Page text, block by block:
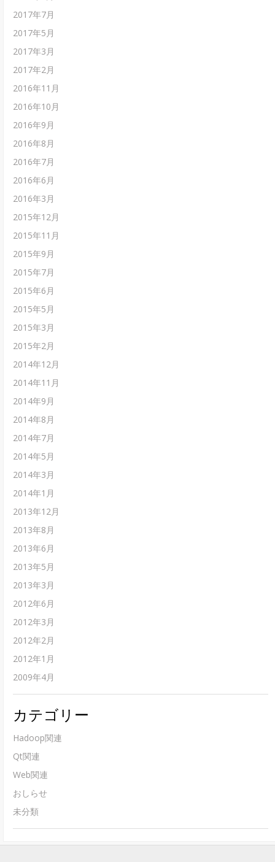
2017年7月
2017年5月
2017年3月
2017年2月
2016年11月
2016年10月
2016年9月
2016年8月
2016年7月
2016年6月
2016年3月
2015年12月
2015年11月
2015年9月
2015年7月
2015年6月
2015年5月
2015年3月
2015年2月
2014年12月
2014年11月
2014年9月
2014年8月
2014年7月
2014年5月
2014年3月
2014年1月
2013年12月
2013年8月
2013年6月
2013年5月
2013年3月
2012年6月
2012年3月
2012年2月
2012年1月
2009年4月
カテゴリー
Hadoop関連
Qt関連
Web関連
おしらせ
未分類